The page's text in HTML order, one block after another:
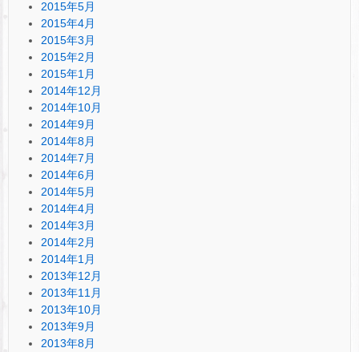
2015年5月
2015年4月
2015年3月
2015年2月
2015年1月
2014年12月
2014年10月
2014年9月
2014年8月
2014年7月
2014年6月
2014年5月
2014年4月
2014年3月
2014年2月
2014年1月
2013年12月
2013年11月
2013年10月
2013年9月
2013年8月